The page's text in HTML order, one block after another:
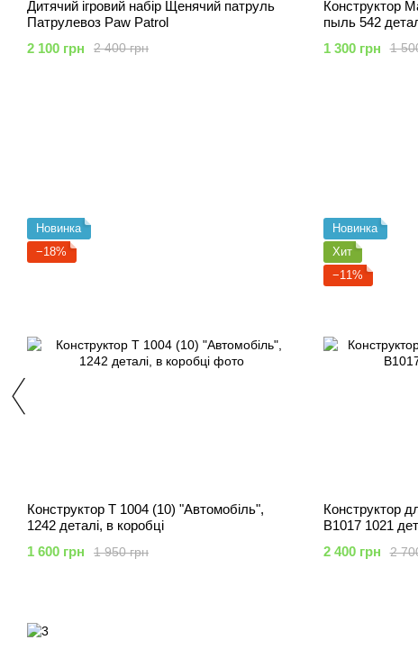
Дитячий ігровий набір Щенячий патруль
Патрулевоз Paw Patrol
2 400 грн
2 100 грн
Конструктор
пыль 542
1
1 300 грн
Новинка
−18%
Конструктор T 1004 (10) "Автомобіль",
1242 деталі, в коробці
1 950 грн
1 600 грн
Новинка
Хит
−11%
Конструктор
B1017 1021
2
2 400 грн